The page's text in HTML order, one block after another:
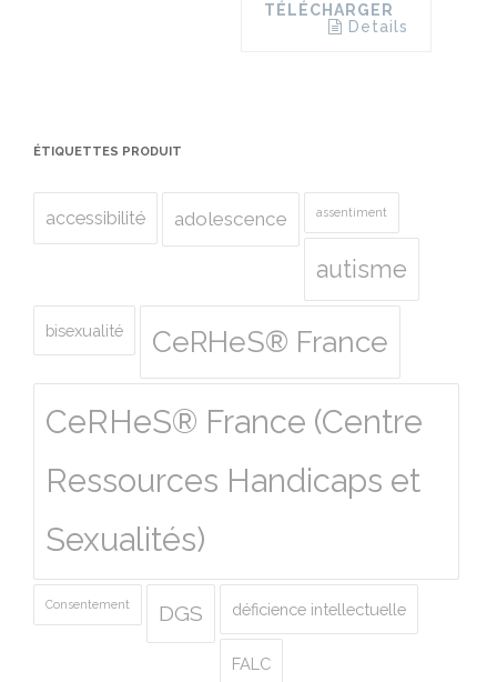
TÉLÉCHARGER
Details
ÉTIQUETTES PRODUIT
accessibilité adolescence assentiment
autisme
bisexualité CeRHeS® France
CeRHeS® France (Centre
Ressources Handicaps et
Sexualités)
Consentement DGS déficience intellectuelle
FALC